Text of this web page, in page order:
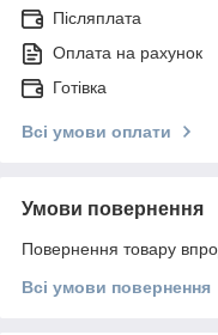
Післяплата
Оплата на рахунок
Готівка
Всі умови оплати
Умови повернення
Повернення товару
Всі умови повернення